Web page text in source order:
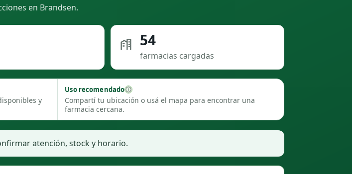
en Brandsen.
54
farmacias cargadas
y
Uso recomendado
Compartí tu ubicación o usá el mapa para encontrar una
farmacia cercana.
atención, stock y horario.